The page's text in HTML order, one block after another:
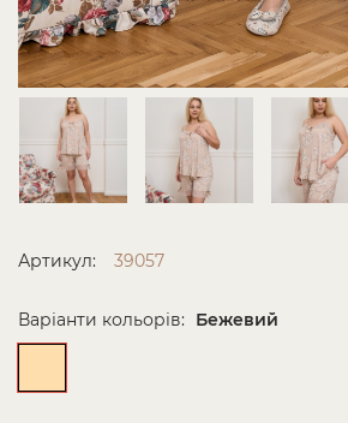
Артикул: 39057
Варіанти кольорів: Бежевий